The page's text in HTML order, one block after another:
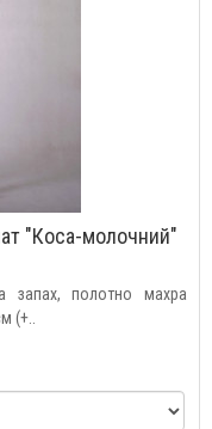
"Коса-молочний"
запах, полотно махра
(+..